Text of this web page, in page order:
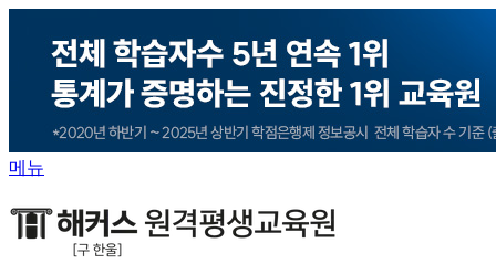
메뉴